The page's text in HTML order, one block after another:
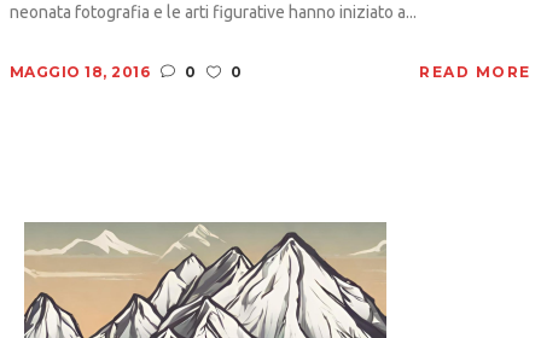
neonata fotografia e le arti figurative hanno iniziato a...
MAGGIO 18, 2016 0 0 READ MORE